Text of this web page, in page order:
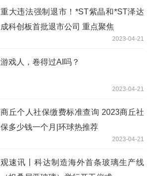
重大违法强制退市！*ST紫晶和*ST泽达
成科创板首批退市公司 重点聚焦
2023-04-21
游戏人，卷得过AI吗？
2023-04-21
商丘个人社保缴费标准查询 2023商丘社
保多少钱一个月|环球热推荐
2023-04-21
观速讯丨科达制造海外首条玻璃生产线